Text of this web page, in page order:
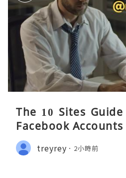
The 10 Sites
Facebook Accounts
treyrey 2小時前